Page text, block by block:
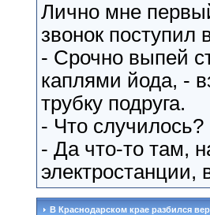
Лично мне
звонок поступил
- Срочно выпей
каплями йода, -
трубку подруга.
- Что случилось?
- Да что-то там,
В Краснодарском крае разбился